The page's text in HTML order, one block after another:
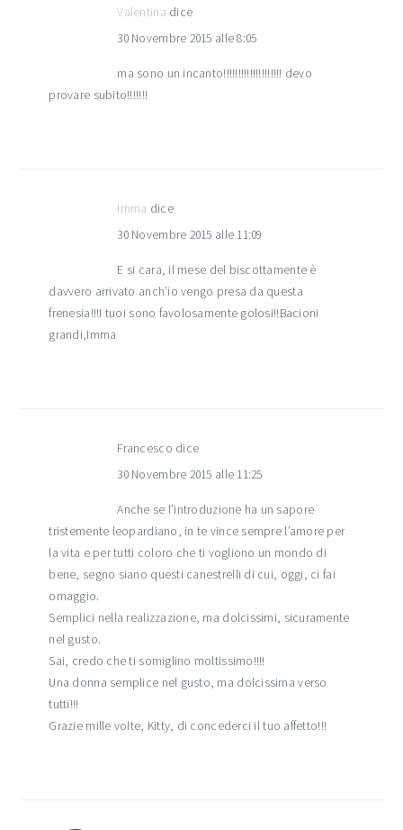
Valentina dice
30 Novembre 2015 alle 8:05
ma sono un incanto!!!!!!!!!!!!!!!!!!!! devo
provare subito!!!!!!!
Imma dice
30 Novembre 2015 alle 11:09
E si cara, il mese del biscottamente è
davvero arrivato anch’io vengo presa da questa
frenesia!!!I tuoi sono favolosamente golosi!!Bacioni
grandi,Imma
Francesco dice
30 Novembre 2015 alle 11:25
Anche se l’introduzione ha un sapore
tristemente leopardiano, in te vince sempre l’amore per
la vita e per tutti coloro che ti vogliono un mondo di
bene, segno siano questi canestrelli di cui, oggi, ci fai
omaggio.
Semplici nella realizzazione, ma dolcissimi, sicuramente
nel gusto.
Sai, credo che ti somiglino moltissimo!!!!
Una donna semplice nel gusto, ma dolcissima verso
tutti!!!
Grazie mille volte, Kitty, di concederci il tuo affetto!!!